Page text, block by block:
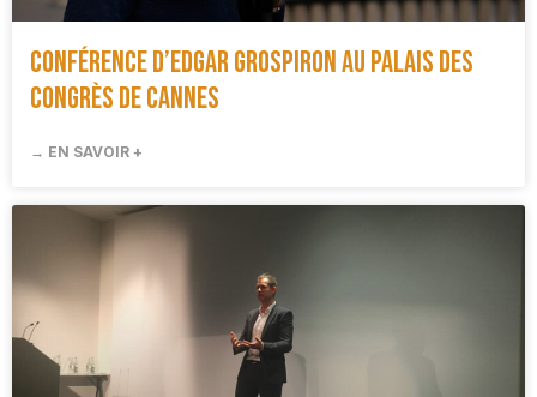
Conférence d’Edgar Grospiron au Palais des
Congrès de Cannes
→ EN SAVOIR +